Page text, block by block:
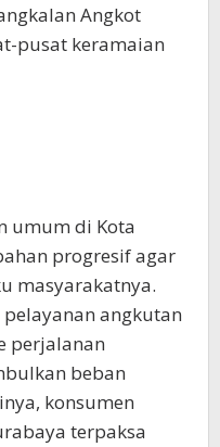
Angkot
pusat keramaian
umum di Kota
progresif agar
masyarakatnya.
pelayanan angkutan
perjalanan
beban
konsumen
terpaksa